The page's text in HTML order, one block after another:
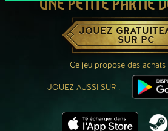
UNE PETITE PARTIE
JOUEZ
SUR PC
Ce jeu propose des achats
JOUEZ AUSSI SUR :